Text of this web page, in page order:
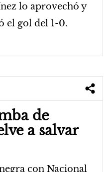
lo aprovechó y
el gol del 1-0.
de
a salvar
con Nacional